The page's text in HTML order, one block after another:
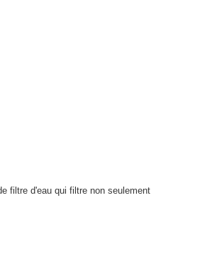
filtre d'eau qui filtre non seulement